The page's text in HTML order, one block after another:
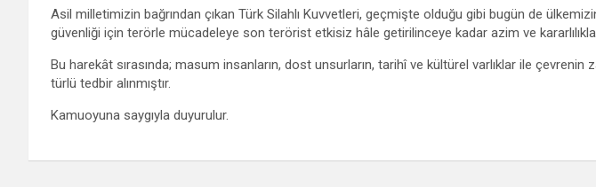
Asil milletimizin bağrından çıkan Türk Silahlı Kuvvetleri, geçmişte olduğu gibi bugün de
güvenliği için terörle mücadeleye son terörist etkisiz hâle getirilinceye kadar azim ve
Bu harekât sırasında; masum insanların, dost unsurların, tarihî ve kültürel varlıklar ile
türlü tedbir alınmıştır.
Kamuoyuna saygıyla duyurulur.